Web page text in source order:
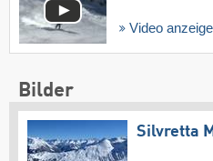
Video
Bilder
Silvretta